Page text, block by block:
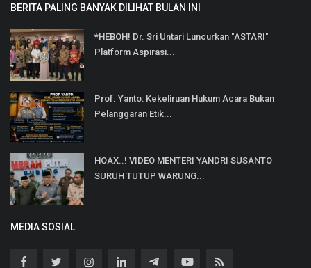
BERITA PALING BANYAK DILIHAT BULAN INI
*HEBOH! Dr. Sri Untari Luncurkan "ASTARI"
Platform Aspirasi...
Prof. Yanto: Kekeliruan Hukum Acara Bukan
Pelanggaran Etik...
HOAX..! VIDEO MENTERI YANDRI SUSANTO
SURUH TUTUP WARUNG...
MEDIA SOSIAL